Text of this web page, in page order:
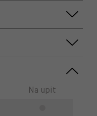
Na upit